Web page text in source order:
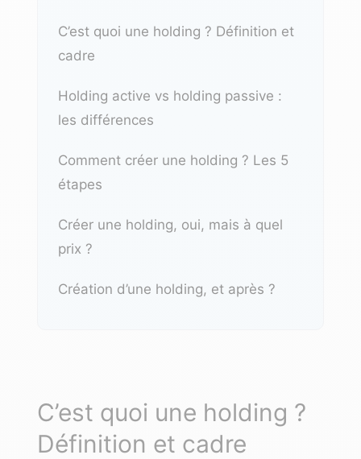
C’est quoi une holding ? Définition et
cadre
Holding active vs holding passive :
les différences
Comment créer une holding ? Les 5
étapes
Créer une holding, oui, mais à quel
prix ?
Création d’une holding, et après ?
C’est quoi une holding ?
Définition et cadre